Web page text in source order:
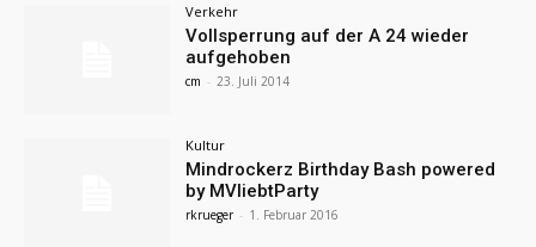
Verkehr
Vollsperrung auf der A 24 wieder
aufgehoben
cm - 23. Juli 2014
Kultur
Mindrockerz Birthday Bash powered
by MVliebtParty
rkrueger - 1. Februar 2016